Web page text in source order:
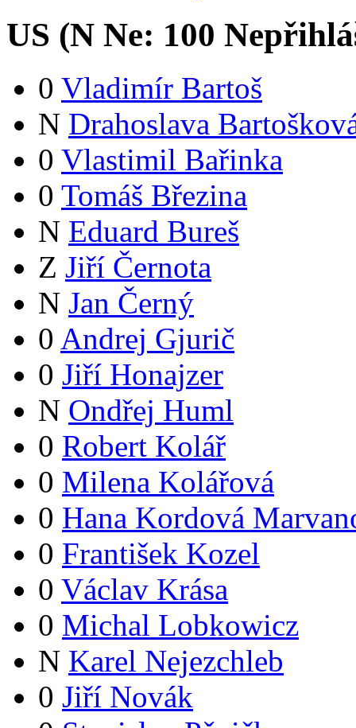
US (N Ne: 100
0 Vladimír Bartoš
N Drahoslava
0 Vlastimil Bařinka
0 Tomáš Březina
N Eduard Bureš
Z Jiří Černota
N Jan Černý
0 Andrej Gjurič
0 Jiří Honajzer
N Ondřej Huml
0 Robert Kolář
0 Milena Kolářová
0 Hana Kordová
0 František Kozel
0 Václav Krása
0 Michal Lobkowicz
N Karel Nejezchleb
0 Jiří Novák